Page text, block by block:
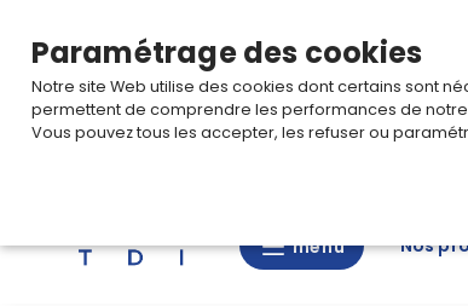
menu
menu Nos
Paramétrage des cookies
Notre site Web utilise des cookies dont certains sont
permettent de comprendre les performances de notre
Vous pouvez tous les accepter, les refuser ou